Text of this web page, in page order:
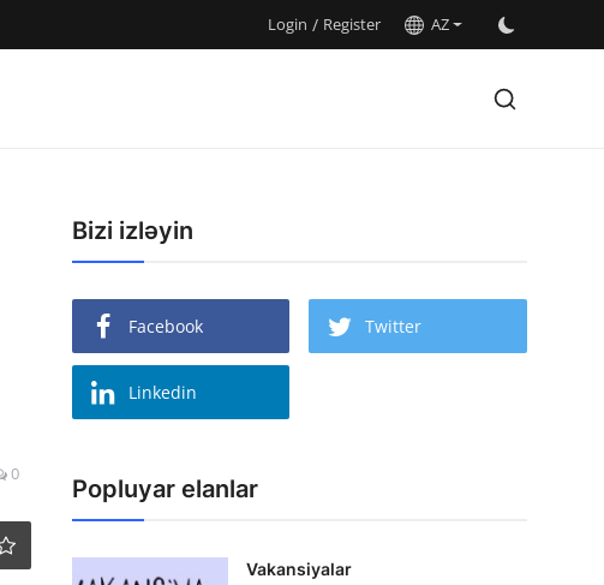
Login / Register AZ
0
Bizi izləyin
Facebook Twitter
Linkedin
Popluyar elanlar
Vakansiyalar